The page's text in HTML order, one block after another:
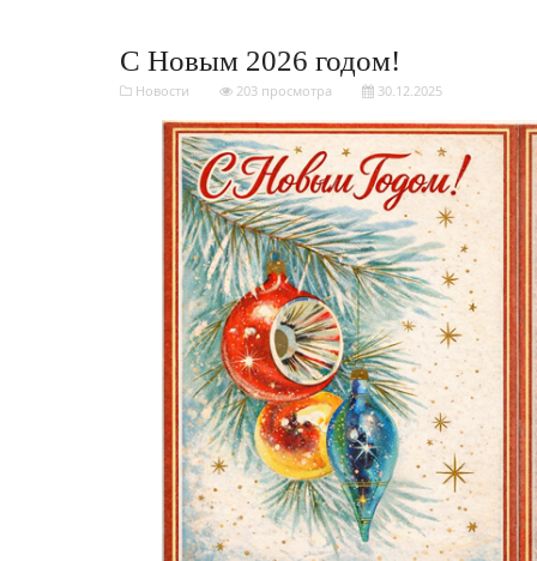
С Новым 2026 годом!
Новости 203 просмотра 30.12.2025